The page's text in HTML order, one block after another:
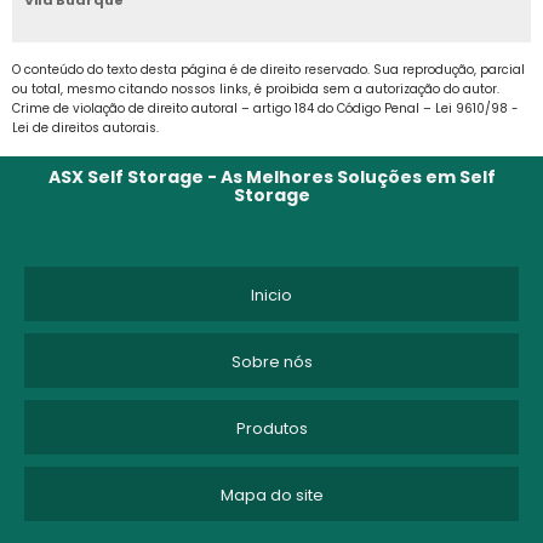
para este tipo de serviço.
BOX SELF STORAGE
CUSTO ARMAZENAGEM ESTOQUE
DEPOSITO DE MOVEIS SÃO PAULO
O conteúdo do texto desta página é de direito reservado. Sua reprodução, parcial
ou total, mesmo citando nossos links, é proibida sem a autorização do autor.
Crime de violação de direito autoral – artigo 184 do Código Penal – Lei 9610/98 -
Lei de direitos autorais.
ASX Self Storage - As Melhores Soluções em Self
Storage
Inicio
Sobre nós
Produtos
Mapa do site